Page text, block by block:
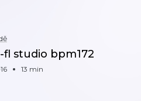
fl studio bpm172
13 min